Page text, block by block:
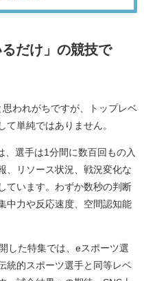
だけ」の競技で
われがちですが、トップレベ
て単純ではありません。
、選手は1分間に数百回もの入
、リソース状況、戦況変化な
ています。わずか数秒の判断
中力や反応速度、空間認知能
した特集では、eスポーツ選
統的スポーツ選手と同等レベ